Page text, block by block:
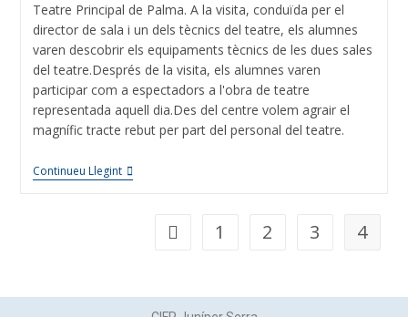
Teatre Principal de Palma. A la visita, conduïda per el
director de sala i un dels tècnics del teatre, els alumnes
varen descobrir els equipaments tècnics de les dues sales
del teatre.Després de la visita, els alumnes varen
participar com a espectadors a l'obra de teatre
representada aquell dia.Des del centre volem agrair el
magnífic tracte rebut per part del personal del teatre.
Continueu Llegint
1 2 3 4